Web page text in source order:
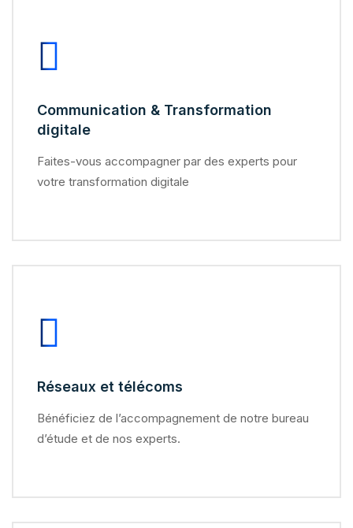
Communication & Transformation
digitale
Faites-vous accompagner par des experts pour
votre transformation digitale
Réseaux et télécoms
Bénéficiez de l’accompagnement de notre bureau
d’étude et de nos experts.